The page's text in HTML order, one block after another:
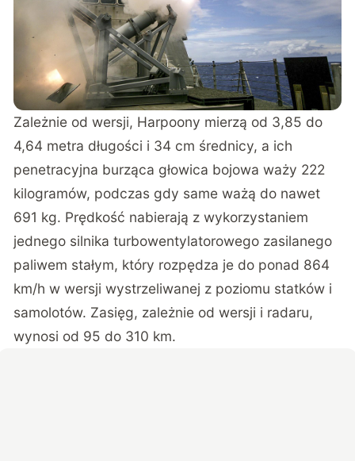
Zależnie od wersji, Harpoony mierzą od 3,85 do
4,64 metra długości i 34 cm średnicy, a ich
penetracyjna burząca głowica bojowa waży 222
kilogramów, podczas gdy same ważą do nawet
691 kg. Prędkość nabierają z wykorzystaniem
jednego silnika turbowentylatorowego zasilanego
paliwem stałym, który rozpędza je do ponad 864
km/h w wersji wystrzeliwanej z poziomu statków i
samolotów. Zasięg, zależnie od wersji i radaru,
wynosi od 95 do 310 km.